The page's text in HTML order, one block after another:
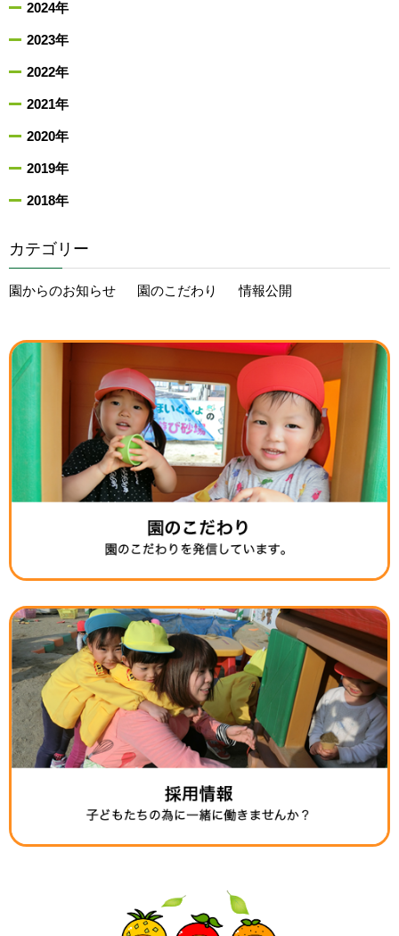
2024年
2023年
2022年
2021年
2020年
2019年
2018年
カテゴリー
園からのお知らせ 園のこだわり 情報公開